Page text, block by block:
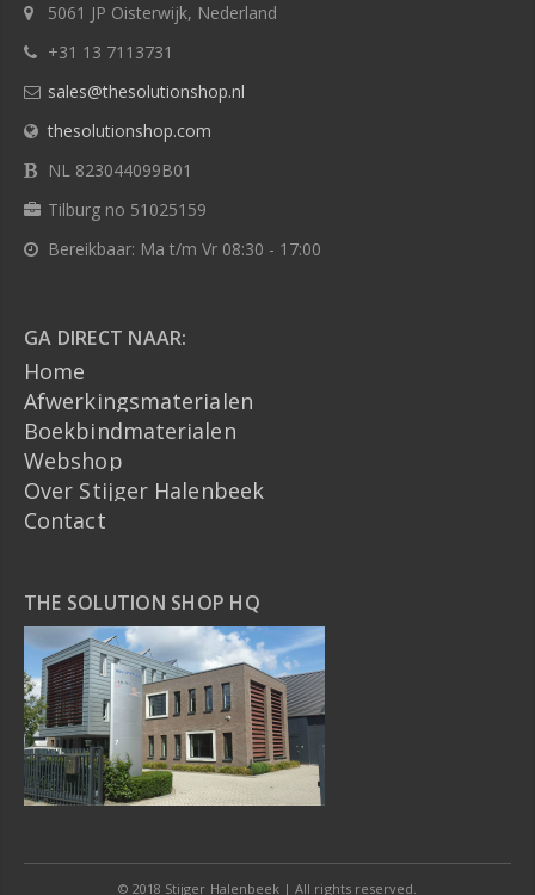
5061 JP Oisterwijk, Nederland
+31 13 7113731
sales@thesolutionshop.nl
thesolutionshop.com
NL 823044099B01
Tilburg no 51025159
Bereikbaar: Ma t/m Vr 08:30 - 17:00
GA DIRECT NAAR:
Home
Afwerkingsmaterialen
Boekbindmaterialen
Webshop
Over Stijger Halenbeek
Contact
THE SOLUTION SHOP HQ
© 2018 Stijger Halenbeek | All rights reserved.